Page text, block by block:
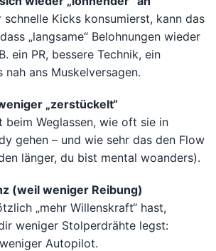
schnelle Kicks konsumierst, kann das
„langsame“ Belohnungen wieder
ein PR, bessere Technik, ein
nah ans Muskelversagen.
„zerstückelt“
beim Weglassen, wie oft sie in
gehen – und wie sehr das den Flow
länger, du bist mental woanders).
(weil weniger Reibung)
„mehr Willenskraft“ hast,
weniger Stolperdrähte legst:
Autopilot.